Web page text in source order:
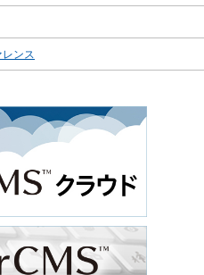
ンス